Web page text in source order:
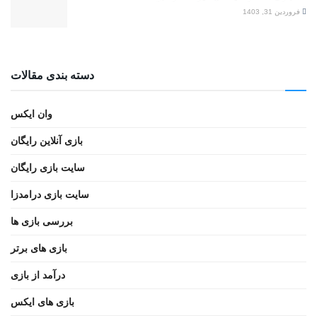
فروردین 31, 1403
دسته بندی مقالات
وان ایکس
بازی آنلاین رایگان
سایت بازی رایگان
سایت بازی درامدزا
بررسی بازی ها
بازی های برتر
درآمد از بازی
بازی های ایکس